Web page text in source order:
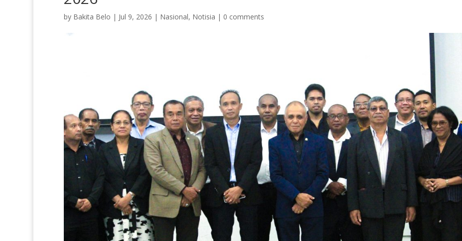
by Bakita Belo | Jul 9, 2026 | Nasional, Notisia | 0 comments